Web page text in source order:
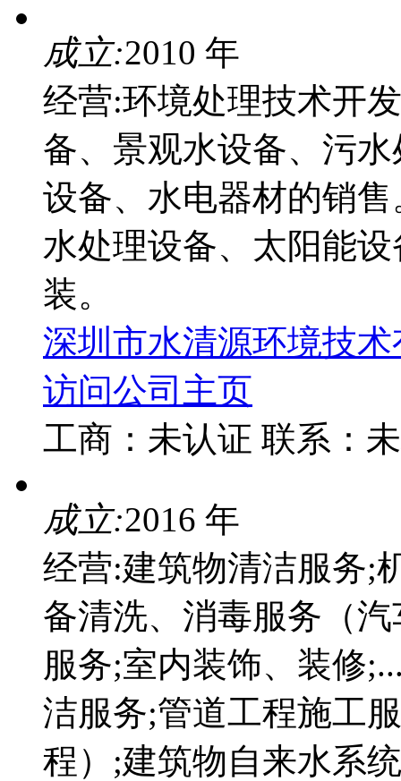
成立:2010 年
经营:环境处理技术开
备、景观水设备、污
设备、水电器材的销
水处理设备、太阳能
装。
深圳市水清源环境技
访问公司主页
工商： 未认证 联系：
成立:2016 年
经营:建筑物清洁服务;
备清洗、消毒服务（
服务;室内装饰、装修
洁服务;管道工程施工
程）;建筑物自来水系